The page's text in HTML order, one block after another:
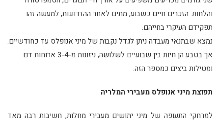
והלחות. הזכרים חיים כשבוע, מתים לאחר ההזדווגות, למעשה זהו
תפקידם העיקרי בחייהם.
נמצא שבתנאי מעבדה ניתן לגדל נקבות של מיני אנופלס עד כחודשיים.
אך בטבע הן חיות בין שבועיים לשלושה, ניזונות מ-3-4 ארוחות דם
ומטילות ביצים כמספר הזה.
תפוצת מיני אנופלס מעבירי המלריה
למרחקי התעופה של מיני יתושים מעבירי מחלות, חשיבות רבה מאד